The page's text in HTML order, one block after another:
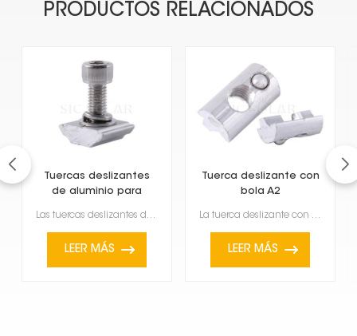
PRODUCTOS RELACIONADOS
Tuercas deslizantes
de aluminio para
Las tuercas deslizantes de aluminio para paneles solares son muy útiles y una pieza clave para la in...
LEER MÁS
Tuerca deslizante con
bola A2
La tuerca deslizante con bola A2 es un tipo específico de pieza de ferretería que se encuentra común...
LEER MÁS